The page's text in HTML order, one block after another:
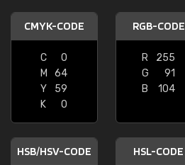
CMYK-CODE
C
0
M
64
Y
59
K
0
RGB-CODE
R
255
G
91
B
104
HSB/HSV-CODE HSL-CODE